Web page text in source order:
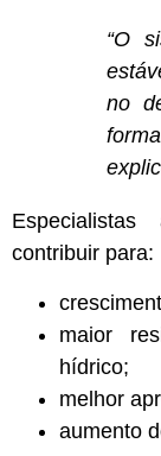
“O
no
contribuir para:
maior
hídrico;
melhor
aumento